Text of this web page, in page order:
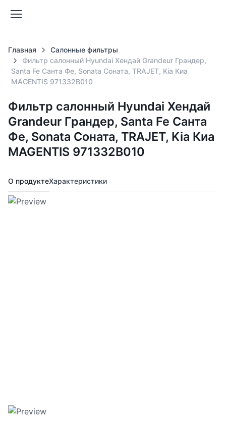
Главная
Салонные фильтры
Фильтр салонный Hyundai Хендай Grandeur Грандер,
Santa Fe Санта Фе, Sonata Соната, TRAJET, Kia Киа
MAGENTIS 971332B010
Фильтр салонный Hyundai Хендай
Grandeur Грандер, Santa Fe Санта
Фе, Sonata Соната, TRAJET, Kia Киа
MAGENTIS 971332B010
О продуктеХарактеристики